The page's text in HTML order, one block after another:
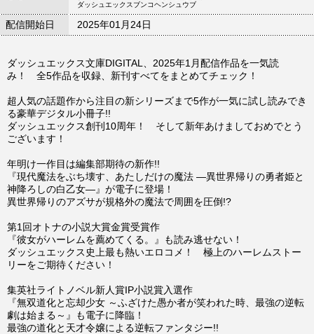
ダッシュエックスブンコヘンシュウブ
配信開始日 2025年01月24日
ダッシュエックス文庫DIGITAL、2025年1月配信作品を一気読
み！ 全5作品を収録、新刊すべてをまとめてチェック！
超人気の話題作から注目の新シリーズまで5作が一気に試し読みでき
る豪華デジタル小冊子!!
ダッシュエックス創刊10周年！ そして新年あけましておめでとう
ございます！
年明け一作目は編集部期待の新作!!
『現代魔法をぶち壊す、あたしだけの魔法 ―異世界帰りの勇者姫と
神降ろしの白乙女―』が電子に登場！
異世界帰りのアズサが規格外の魔法で周囲を圧倒!?
第1回オトナの小説大賞金賞受賞作
『彼女がハーレムを薦めてくる。』も読み逃せない！
ダッシュエックス史上最も熱いエロコメ！ 極上のハーレムストー
リーをご期待ください！
集英社ライトノベル新人賞IP小説賞入選作
『無双道化と忘却少女 ～ふざけた愚か者が笑われた時、最強の逆転
劇は始まる～』も電子に降臨！
最強の道化と天才令嬢による逆転ファンタジー!!